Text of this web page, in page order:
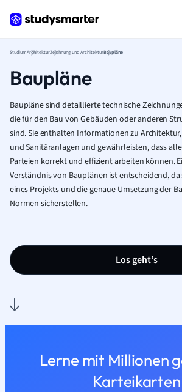
StudiumArchitekturZeichnung und ArchitekturBaupläne
Baupläne
Baupläne sind detaillierte technische
die für den Bau von Gebäuden oder anderen
sind. Sie enthalten Informationen zu
und Sanitäranlagen und gewährleisten, dass
Parteien korrekt und effizient arbeiten können.
Verständnis von Bauplänen ist entscheidend,
eines Projekts und die genaue Umsetzung der
Normen sicherstellen.
Los geht’s
Lerne mit Millionen
Karteikarten